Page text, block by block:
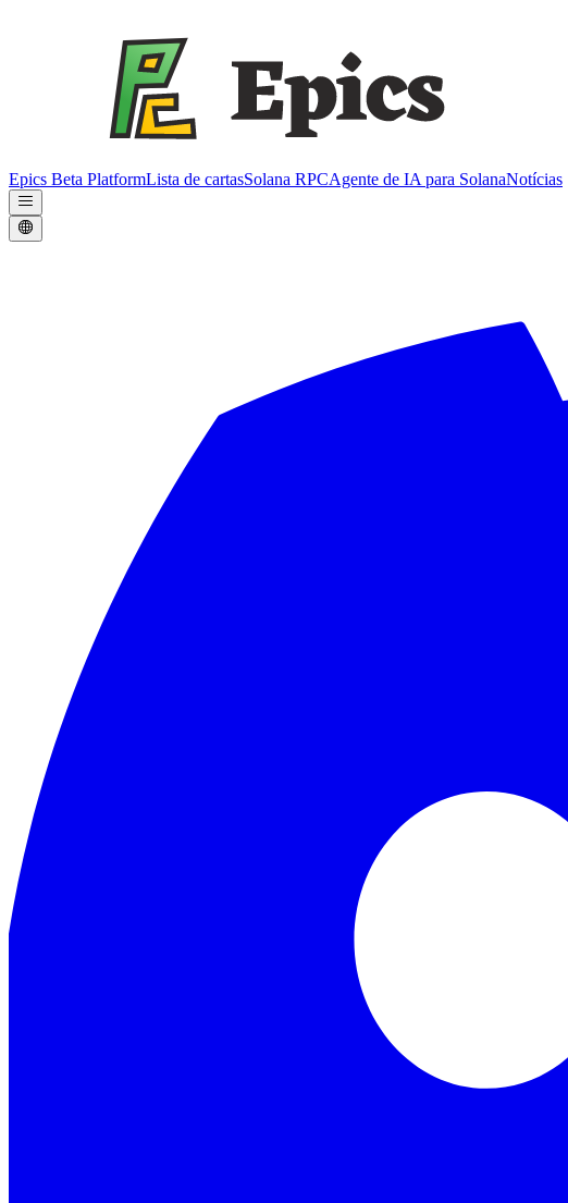
Epics Beta PlatformLista de cartasSolana RPCAgente de IA para SolanaNotícias